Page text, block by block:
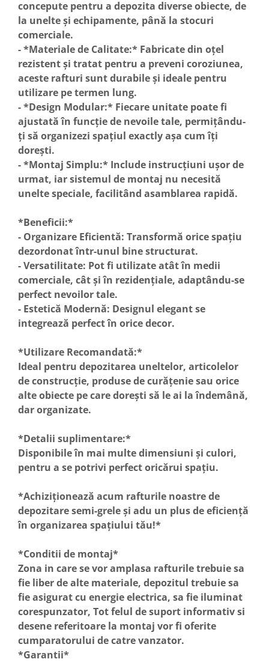
concepute pentru a depozita diverse obiecte, de
la unelte și echipamente, până la stocuri
comerciale.
- *Materiale de Calitate:* Fabricate din oțel
rezistent și tratat pentru a preveni coroziunea,
aceste rafturi sunt durabile și ideale pentru
utilizare pe termen lung.
- *Design Modular:* Fiecare unitate poate fi
ajustată în funcție de nevoile tale, permițându-
ți să organizezi spațiul exactly așa cum îți
dorești.
- *Montaj Simplu:* Include instrucțiuni ușor de
urmat, iar sistemul de montaj nu necesită
unelte speciale, facilitând asamblarea rapidă.
*Beneficii:*
- Organizare Eficientă: Transformă orice spațiu
dezordonat într-unul bine structurat.
- Versatilitate: Pot fi utilizate atât în medii
comerciale, cât și în rezidențiale, adaptându-se
perfect nevoilor tale.
- Estetică Modernă: Designul elegant se
integrează perfect în orice decor.
*Utilizare Recomandată:*
Ideal pentru depozitarea uneltelor, articolelor
de construcție, produse de curățenie sau orice
alte obiecte pe care dorești să le ai la îndemână,
dar organizate.
*Detalii suplimentare:*
Disponibile în mai multe dimensiuni și culori,
pentru a se potrivi perfect oricărui spațiu.
*Achiziționează acum rafturile noastre de
depozitare semi-grele și adu un plus de eficiență
în organizarea spațiului tău!*
*Conditii de montaj*
Zona in care se vor amplasa rafturile trebuie sa
fie liber de alte materiale, depozitul trebuie sa
fie asigurat cu energie electrica, sa fie iluminat
corespunzator, Tot felul de suport informativ si
desene referitoare la montaj vor fi oferite
cumparatorului de catre vanzator.
*Garantii*